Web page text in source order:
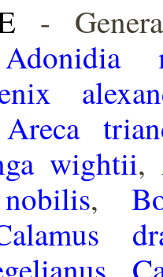
-
Adonidia
Areca
wightii,
,